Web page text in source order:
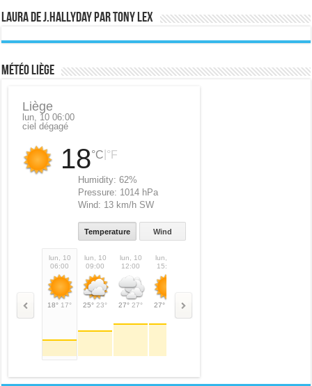
Laura de J.Hallyday par Tony Lex
Météo Liège
Liège
lun, 10 06:00
ciel dégagé
18°C °F
Humidity:62%
Pressure: 1014 hPa
Wind: 13 km/h SW
Temperature Wind
lun, 10
06:00
18° 17°
lun, 10
09:00
25° 23°
lun, 10
12:00
27° 27°
lun, 10
15:00
27°